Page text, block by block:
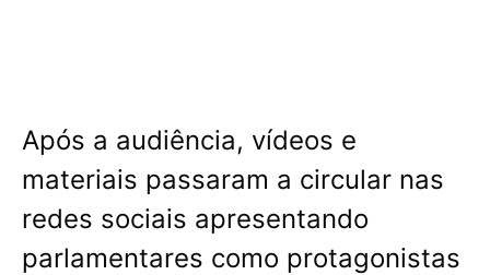
Após a audiência, vídeos e
materiais passaram a circular nas
redes sociais apresentando
parlamentares como protagonistas